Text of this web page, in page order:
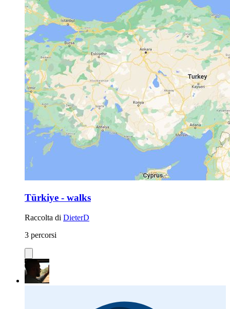
Türkiye - walks
Raccolta di DieterD
3 percorsi